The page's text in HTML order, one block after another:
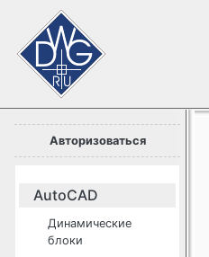
Авторизоваться
AutoCAD
Динамические
блоки